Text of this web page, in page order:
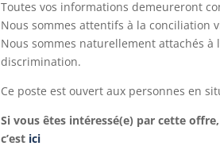
Toutes vos informations demeureront
Nous sommes attentifs à la conciliation
Nous sommes naturellement attachés
discrimination.
Ce poste est ouvert aux personnes en
Si vous êtes intéressé(e) par cette
c’est ici